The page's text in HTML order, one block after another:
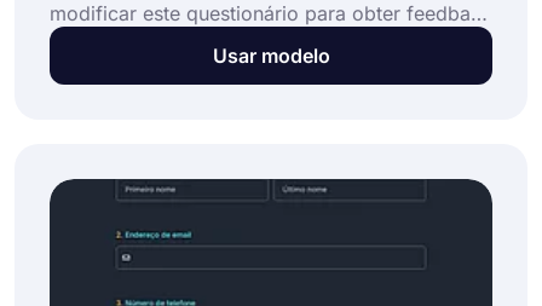
modificar este questionário para obter feedback
sobre qualquer assunto que desejar. Use este
modelo para criar seu próprio formulário e
Usar modelo